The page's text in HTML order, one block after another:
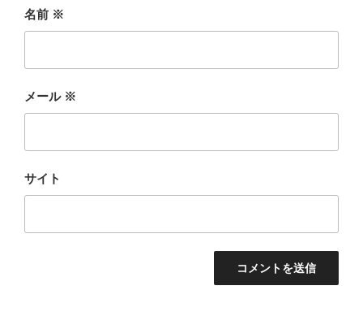
名前 ※
メール ※
サイト